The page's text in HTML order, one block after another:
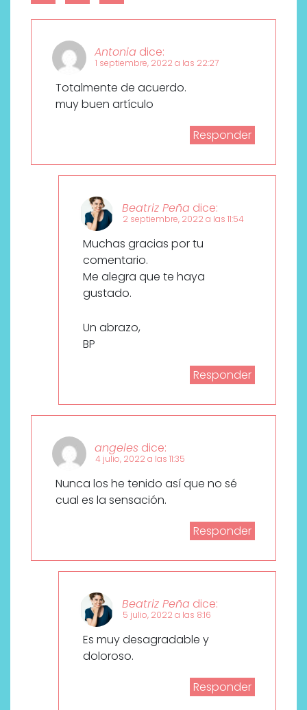
Antonia dice:
1 septiembre, 2022 a las 22:27
Totalmente de acuerdo.
muy buen artículo
Responder
Beatriz Peña dice:
2 septiembre, 2022 a las 11:54
Muchas gracias por tu
comentario.
Me alegra que te haya
gustado.
Un abrazo,
BP
Responder
angeles dice:
4 julio, 2022 a las 11:35
Nunca los he tenido así que no sé
cual es la sensación.
Responder
Beatriz Peña dice:
5 julio, 2022 a las 8:16
Es muy desagradable y
doloroso.
Responder